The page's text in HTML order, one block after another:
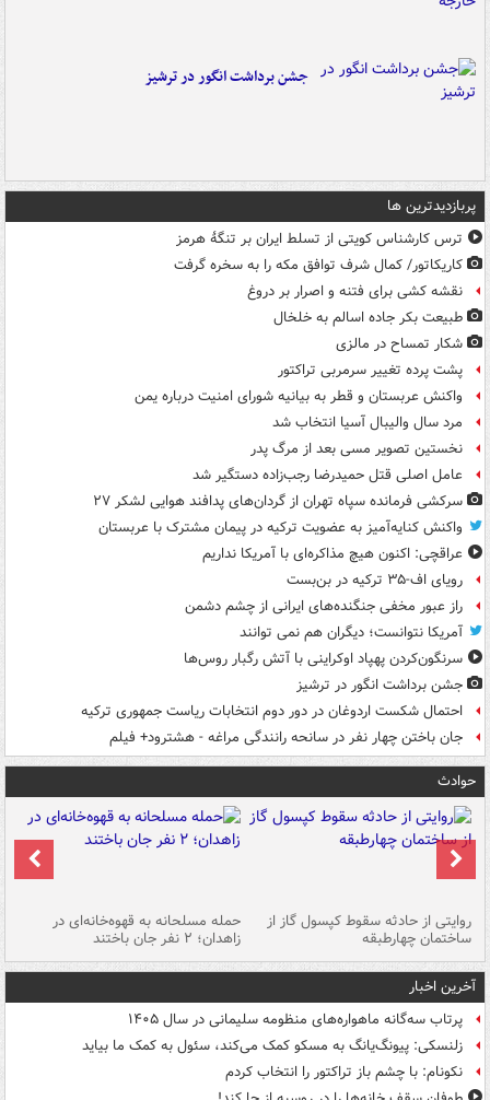
جشن برداشت انگور در ترشیز
پربازدیدترین ها
ترس کارشناس کویتی از تسلط ایران بر تنگۀ هرمز
کاریکاتور/ کمال شرف توافق مکه را به سخره گرفت
نقشه کشی برای فتنه و اصرار بر دروغ
طبیعت بکر جاده اسالم به خلخال
شکار تمساح در مالزی
پشت پرده تغییر سرمربی تراکتور
واکنش عربستان و قطر به بیانیه شورای امنیت درباره یمن
مرد سال والیبال آسیا انتخاب شد
نخستین تصویر مسی بعد از مرگ پدر
عامل اصلی قتل حمیدرضا رجب‌زاده دستگیر شد
سرکشی فرمانده سپاه تهران از گردان‌های پدافند هوایی لشکر ۲۷
واکنش کنایه‌آمیز به عضویت ترکیه در پیمان مشترک با عربستان
عراقچی: اکنون هیچ مذاکره‌ای با آمریکا نداریم
رویای اف-۳۵ ترکیه در بن‌بست
راز عبور مخفی جنگنده‌های ایرانی از چشم دشمن
آمریکا نتوانست؛ دیگران هم نمی توانند
سرنگون‌کردن پهپاد اوکراینی با آتش رگبار روس‌ها
جشن برداشت انگور در ترشیز
احتمال شکست اردوغان در دور دوم انتخابات ریاست جمهوری ترکیه
جان باختن چهار نفر در سانحه رانندگی مراغه - هشترود+ فیلم
حوادث
روایتی از حادثه سقوط کپسول گاز از
ساختمان چهارطبقه
حمله مسلحانه به قهوه‌خانه‌ای در
زاهدان؛ ۲ نفر جان باختند
آخرین اخبار
پرتاب سه‌گانه ماهواره‌های منظومه سلیمانی در سال ۱۴۰۵
زلنسکی: پیونگ‌یانگ به مسکو کمک می‌کند، سئول به کمک ما بیاید
نکونام: با چشم باز تراکتور را انتخاب کردم